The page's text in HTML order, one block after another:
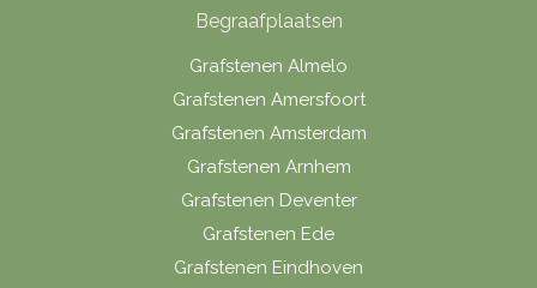
Begraafplaatsen
Grafstenen Almelo
Grafstenen Amersfoort
Grafstenen Amsterdam
Grafstenen Arnhem
Grafstenen Deventer
Grafstenen Ede
Grafstenen Eindhoven